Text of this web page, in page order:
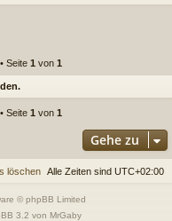
Seite 1 von 1
Seite 1 von 1
Gehe zu
Alle Zeiten sind UTC+02:00
löschen
© phpBB Limited
3.2 von MrGaby